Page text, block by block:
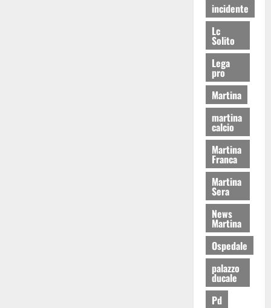
incidente
Lc
Solito
Lega
pro
Martina
martina
calcio
Martina
Franca
Martina
Sera
News
Martina
Ospedale
palazzo
ducale
Pd